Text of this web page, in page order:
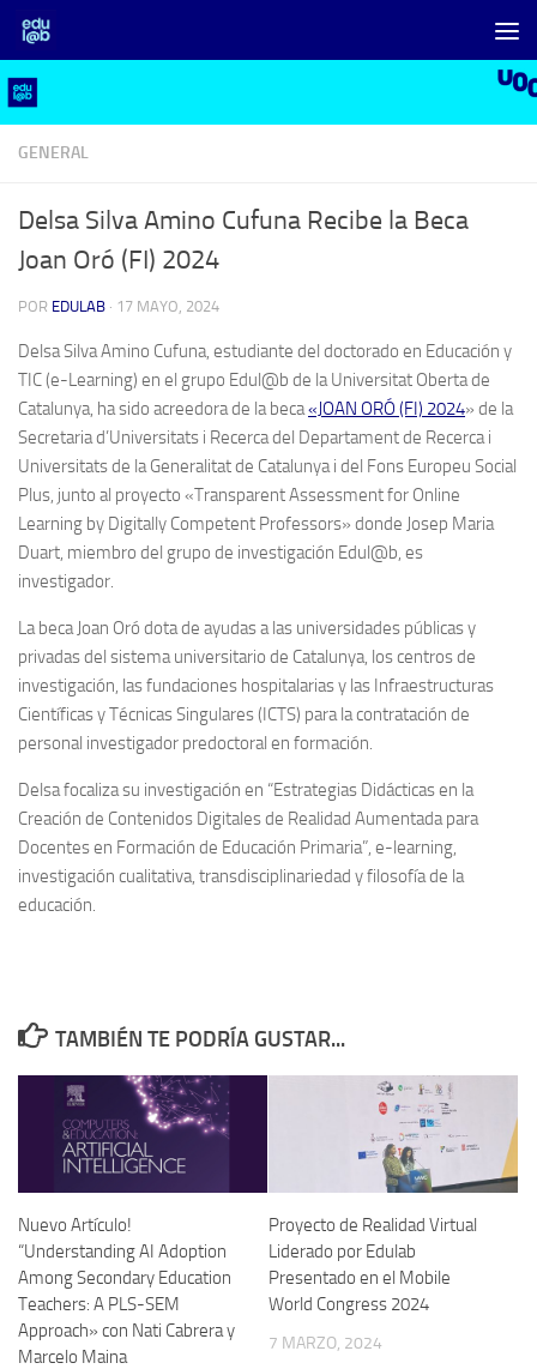
Saltar al contenido
GENERAL
Delsa Silva Amino Cufuna Recibe la Beca
Joan Oró (FI) 2024
POR EDULAB · 17 MAYO, 2024
Delsa Silva Amino Cufuna, estudiante del doctorado en Educación y
TIC (e-Learning) en el grupo Edul@b de la Universitat Oberta de
Catalunya, ha sido acreedora de la beca«JOAN ORÓ (FI) 2024» de la
Secretaria d’Universitats i Recerca del Departament de Recerca i
Universitats de la Generalitat de Catalunya i del Fons Europeu Social
Plus, junto al proyecto «Transparent Assessment for Online
Learning by Digitally Competent Professors» donde Josep Maria
Duart, miembro del grupo de investigación Edul@b, es
investigador.
La beca Joan Oró dota de ayudas a las universidades públicas y
privadas del sistema universitario de Catalunya, los centros de
investigación, las fundaciones hospitalarias y las Infraestructuras
Científicas y Técnicas Singulares (ICTS) para la contratación de
personal investigador predoctoral en formación.
Delsa focaliza su investigación en “Estrategias Didácticas en la
Creación de Contenidos Digitales de Realidad Aumentada para
Docentes en Formación de Educación Primaria”, e-learning,
investigación cualitativa, transdisciplinariedad y filosofía de la
educación.
TAMBIÉN TE PODRÍA GUSTAR...
Nuevo Artículo!
“Understanding AI Adoption
Among Secondary Education
Teachers: A PLS-SEM
Approach» con Nati Cabrera y
Marcelo Maina
Proyecto de Realidad Virtual
Liderado por Edulab
Presentado en el Mobile
World Congress 2024
7 MARZO, 2024